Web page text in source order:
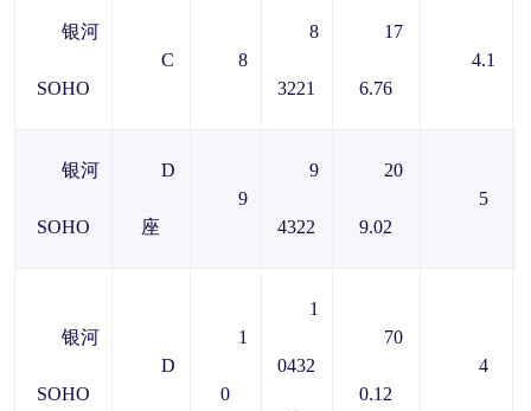
银河
SOHO
C 8
8
3221
17
6.76
4.1
银河
SOHO
D
座
9
9
4322
20
9.02
5
银河
SOHO
D
1
0
1
0432
70
0.12
4